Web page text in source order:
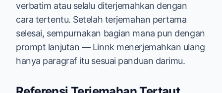
verbatim atau selalu diterjemahkan dengan
cara tertentu. Setelah terjemahan pertama
selesai, sempurnakan bagian mana pun dengan
prompt lanjutan — Linnk menerjemahkan ulang
hanya paragraf itu sesuai panduan darimu.